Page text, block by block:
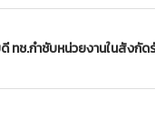
ทช.กำชับหน่วยงานในสังกั